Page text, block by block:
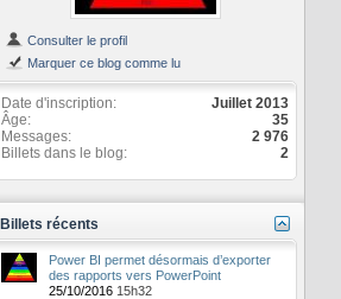
Consulter le profil
Marquer ce blog comme lu
Date d'inscription
Juillet 2013
Âge
35
Messages
2 976
Billets dans le blog
2
Billets récents
Power BI permet désormais d’exporter
des rapports vers PowerPoint
25/10/2016 15h32